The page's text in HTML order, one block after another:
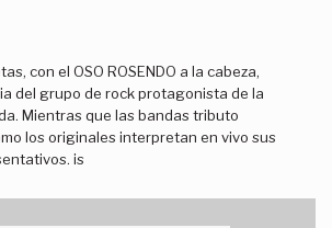
con el OSO ROSENDO a la cabeza,
del grupo de rock protagonista de la
Mientras que las bandas tributo
los originales interpretan en vivo sus
is